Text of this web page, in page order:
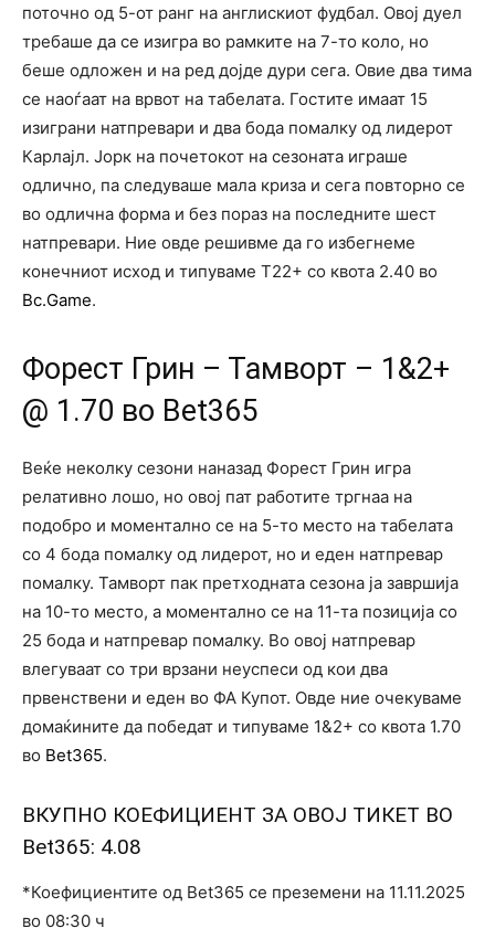
поточно од 5-от ранг на англискиот фудбал. Овој дуел
требаше да се изигра во рамките на 7-то коло, но
беше одложен и на ред дојде дури сега. Овие два тима
се наоѓаат на врвот на табелата. Гостите имаат 15
изиграни натпревари и два бода помалку од лидерот
Карлајл. Јорк на почетокот на сезоната играше
одлично, па следуваше мала криза и сега повторно се
во одлична форма и без пораз на последните шест
натпревари. Ние овде решивме да го избегнеме
конечниот исход и типуваме Т22+ со квота 2.40 во
Bc.Game.
Форест Грин – Тамворт – 1&2+
@ 1.70 во Bet365
Веќе неколку сезони наназад Форест Грин игра
релативно лошо, но овој пат работите тргнаа на
подобро и моментално се на 5-то место на табелата
со 4 бода помалку од лидерот, но и еден натпревар
помалку. Тамворт пак претходната сезона ја завршија
на 10-то место, а моментално се на 11-та позиција со
25 бода и натпревар помалку. Во овој натпревар
влегуваат со три врзани неуспеси од кои два
првенствени и еден во ФА Купот. Овде ние очекуваме
домаќините да победат и типуваме 1&2+ со квота 1.70
во Bet365.
ВКУПНО КОЕФИЦИЕНТ ЗА ОВОЈ ТИКЕТ ВО
Bet365: 4.08
*Коефициентите од Bet365 се преземени на 11.11.2025
во 08:30 ч